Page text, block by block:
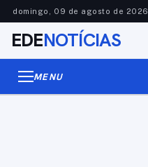
domingo, 09 de agosto de 2026
EDENOTÍCIAS
MENU